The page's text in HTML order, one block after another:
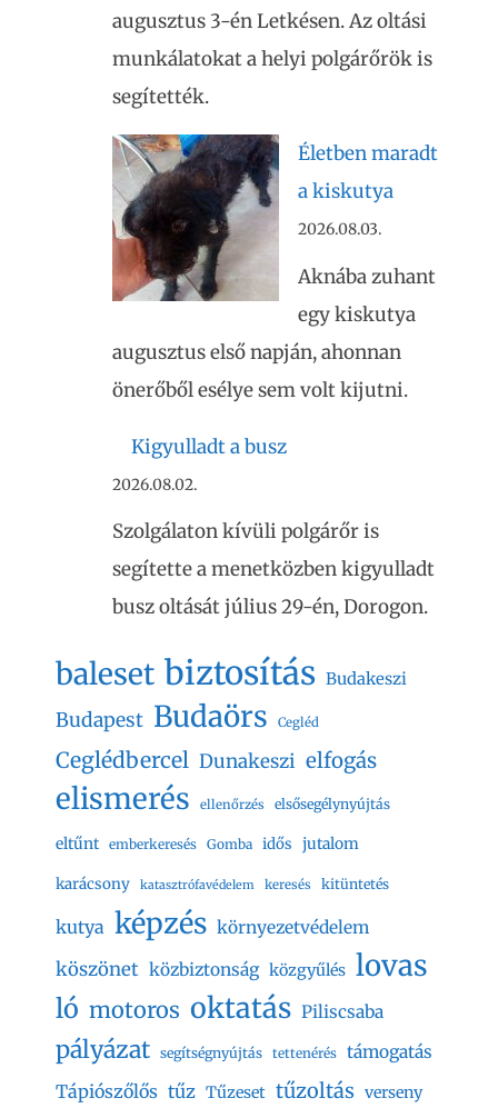
augusztus 3-én Letkésen. Az oltási
munkálatokat a helyi polgárőrök is
segítették.
Életben maradt
a kiskutya
2026.08.03.
Aknába zuhant
egy kiskutya
augusztus első napján, ahonnan
önerőből esélye sem volt kijutni.
Kigyulladt a busz
2026.08.02.
Szolgálaton kívüli polgárőr is
segítette a menetközben kigyulladt
busz oltását július 29-én, Dorogon.
baleset biztosítás Budakeszi
Budapest Budaörs Cegléd
Ceglédbercel Dunakeszi elfogás
elismerés ellenőrzés elsősegélynyújtás
eltűnt emberkeresés Gomba idős jutalom
karácsony katasztrófavédelem keresés kitüntetés
kutya képzés környezetvédelem
köszönet közbiztonság közgyűlés lovas
ló motoros oktatás Piliscsaba
pályázat segítségnyújtás tettenérés támogatás
Tápiószőlős tűz Tűzeset tűzoltás verseny